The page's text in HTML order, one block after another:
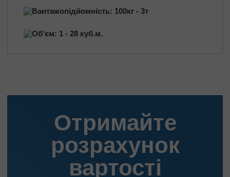
Вантажопідйомність: 100кг - 3т
Об'єм: 1 - 28 куб.м.
Отримайте
розрахунок
вартості